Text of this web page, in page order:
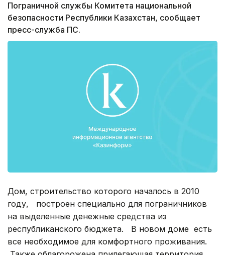
Пограничной службы Комитета национальной
безопасности Республики Казахстан, сообщает
пресс-служба ПС.
Дом, строительство которого началось в 2010
году, построен специально для пограничников
на выделенные денежные средства из
республиканского бюджета. В новом доме есть
все необходимое для комфортного проживания.